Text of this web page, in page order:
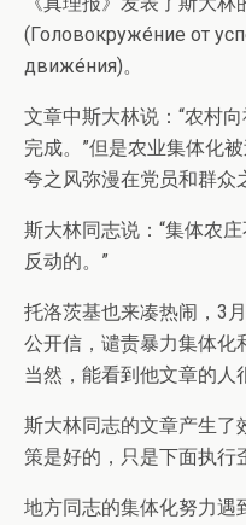
(Головокруже́ние от
движе́ния)。
文章中斯大林说：“农村
完成。”但是农业集体化
夸之风弥漫在党员和群众
斯大林同志说：“集体农
反动的。”
托洛茨基也来凑热闹，3
公开信，谴责暴力集体化
当然，能看到他文章的人
斯大林同志的文章产生了
策是好的，只是下面执行
地方同志的集体化努力遇